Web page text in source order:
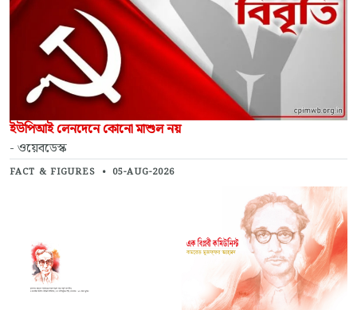
ইউপিআই লেনদেনে কোনো মাশুল নয়
- ওয়েবডেস্ক
FACT & FIGURES • 05-AUG-2026